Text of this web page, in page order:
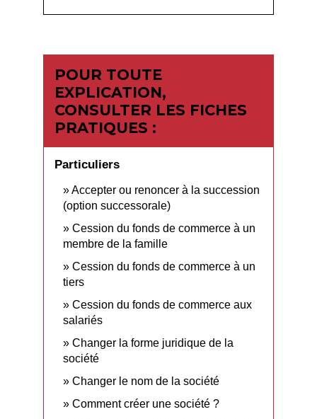
POUR TOUTE
EXPLICATION,
CONSULTER LES FICHES
PRATIQUES :
Particuliers
Accepter ou renoncer à la succession
(option successorale)
Cession du fonds de commerce à un
membre de la famille
Cession du fonds de commerce à un
tiers
Cession du fonds de commerce aux
salariés
Changer la forme juridique de la
société
Changer le nom de la société
Comment créer une société ?